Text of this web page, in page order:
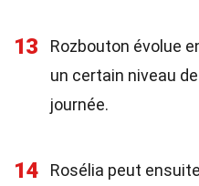
13
Rozbouton évolue
un certain niveau
journée.
14
Rosélia peut